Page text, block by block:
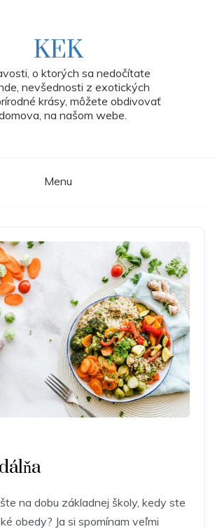
KEK
o ktorých sa nedočítate
nevšednosti z exotických
krásy, môžete obdivovať
na našom webe.
Menu
na dobu základnej školy, kedy ste
obedy? Ja si spomínam veľmi